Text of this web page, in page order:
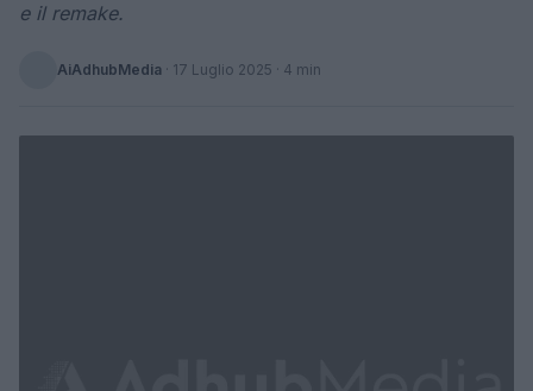
e il remake.
AiAdhubMedia · 17 Luglio 2025 · 4 min